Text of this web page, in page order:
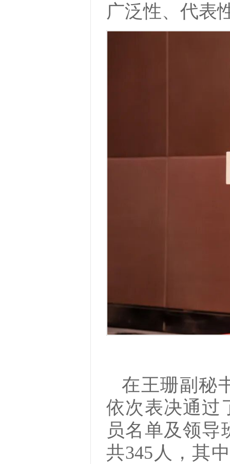
广泛性、代表
在王珊副秘
依次表决通过
员名单及领
共345人，其